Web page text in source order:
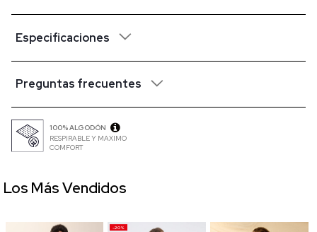
Especificaciones
Preguntas frecuentes
100% ALGODÓN
RESPIRABLE Y MAXIMO
COMFORT
-20%
Los Más Vendidos